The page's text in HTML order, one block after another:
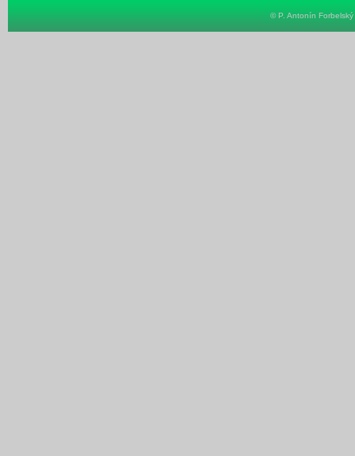
© P. Antonín